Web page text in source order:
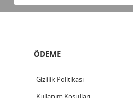
ÖDEME
Gizlilik Politikası